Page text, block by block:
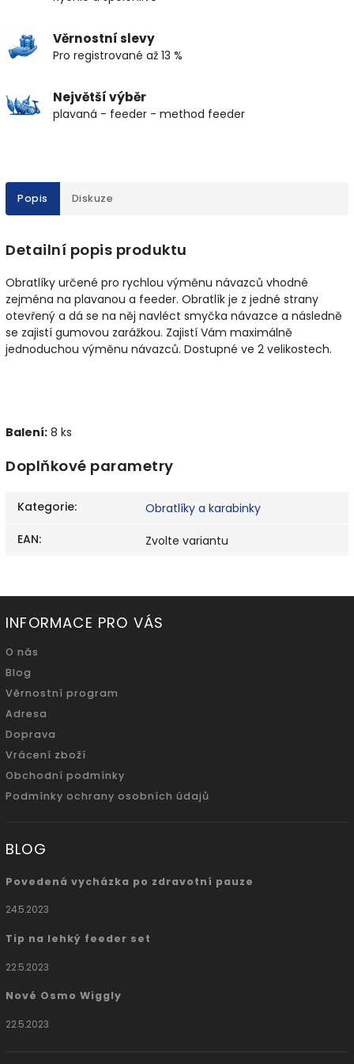
Věrnostní slevy
Pro registrované až 13 %
Největší výběr
plavaná - feeder - method feeder
Popis Diskuze
Detailní popis produktu
Obratlíky určené pro rychlou výměnu návazců vhodné
zejména na plavanou a feeder. Obratlík je z jedné strany
otevřený a dá se na něj navléct smyčka návazce a následně
se zajistí gumovou zarážkou. Zajistí Vám maximálně
jednoduchou výměnu návazců. Dostupné ve 2 velikostech.
Balení: 8 ks
Doplňkové parametry
Kategorie:
Obratlíky a karabinky
EAN: Zvolte variantu
INFORMACE PRO VÁS
O nás
Blog
Věrnostní program
Adresa
Doprava
Vrácení zboží
Obchodní podmínky
Podmínky ochrany osobních údajů
BLOG
Povedená vycházka po zdravotní pauze
24.5.2023
Tip na lehký feeder set
22.5.2023
Nové Osmo Wiggly
22.5.2023